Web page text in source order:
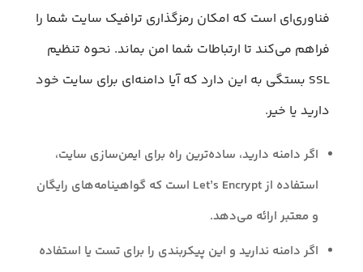
فناوری‌ای است که امکان رمزگذاری ترافیک سایت شما را
فراهم می‌کند تا ارتباطات شما امن بماند. نحوه تنظیم
SSL بستگی به این دارد که آیا دامنه‌ای برای سایت خود
دارید یا خیر.
اگر دامنه دارید، ساده‌ترین راه برای ایمن‌سازی سایت،
استفاده از Let’s Encrypt است که گواهینامه‌های رایگان
و معتبر ارائه می‌دهد.
اگر دامنه ندارید و این پیکربندی را برای تست یا استفاده